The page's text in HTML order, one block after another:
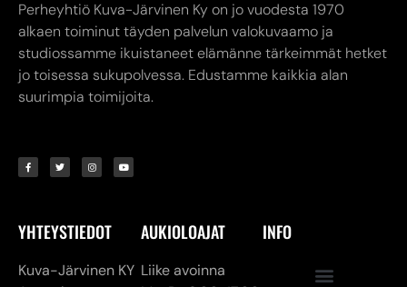
Perheyhtiö Kuva-Järvinen Ky on jo vuodesta 1970
alkaen toiminut täyden palvelun valokuvaamo ja
studiossamme ikuistaneet elämänne tärkeimmät hetket
jo toisessa sukupolvessa. Edustamme kaikkia alan
suurimpia toimijoita.
YHTEYSTIEDOT
Kuva-Järvinen KY
AUKIOLOAJAT
Liike avoinna
INFO